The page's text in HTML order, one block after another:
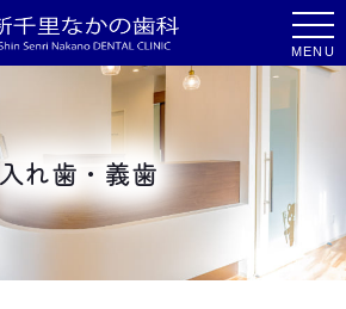
MENU
入れ歯・義歯